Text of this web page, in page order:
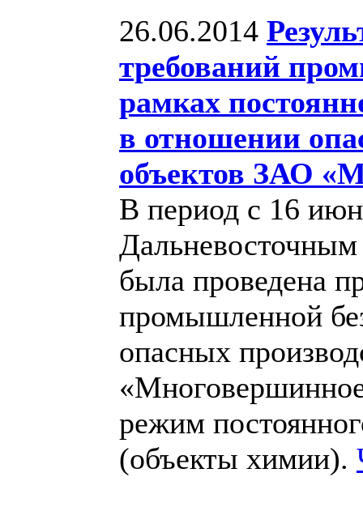
26.06.2014
требований
рамках
в отношении
объектов ЗАО
В период с 16
Дальневосточным
была проведена
промышленной
опасных
режим
(объекты химии).